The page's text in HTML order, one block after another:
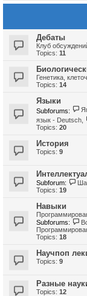
Дебаты
Клуб
Topics: 11
Генетика,
Topics: 14
Языки
Subforums:
язык - Deutsch
Topics: 20
История
Topics: 9
Subforum:
Topics: 19
Навыки
Subforums:
Topics: 18
Научпоп
Topics: 9
Разные
Topics: 12